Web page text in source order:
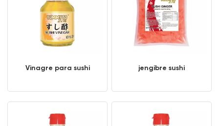
Vinagre para sushi jengibre sushi